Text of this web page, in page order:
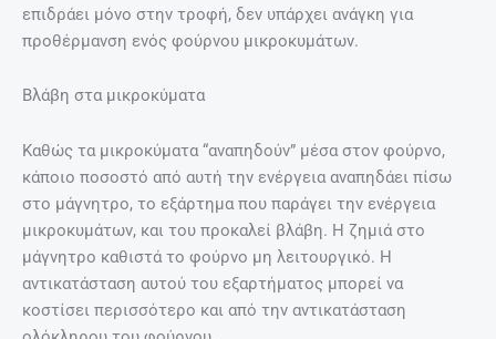
επιδράει μόνο στην τροφή, δεν υπάρχει ανάγκη για
προθέρμανση ενός φούρνου μικροκυμάτων.
Βλάβη στα μικροκύματα
Καθώς τα μικροκύματα “αναπηδούν” μέσα στον φούρνο,
κάποιο ποσοστό από αυτή την ενέργεια αναπηδάει πίσω
στο μάγνητρο, το εξάρτημα που παράγει την ενέργεια
μικροκυμάτων, και του προκαλεί βλάβη. Η ζημιά στο
μάγνητρο καθιστά το φούρνο μη λειτουργικό. Η
αντικατάσταση αυτού του εξαρτήματος μπορεί να
κοστίσει περισσότερο και από την αντικατάσταση